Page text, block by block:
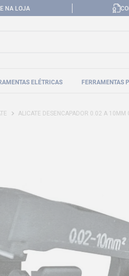
NA LOJA
ELÉTRICAS FERRAMENTAS
ALICATE DESENCAPADOR 0.02 A 10MM